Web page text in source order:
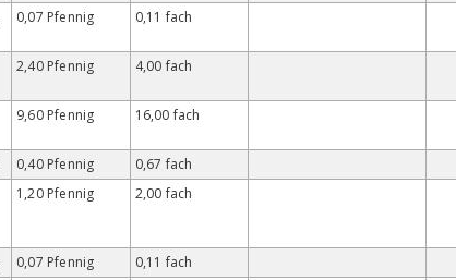
0,07 Pfennig 0,11 fach
2,40 Pfennig 4,00 fach
9,60 Pfennig 16,00 fach
0,40 Pfennig
0,67 fach
1,20 Pfennig 2,00 fach
0,07 Pfennig
0,11 fach